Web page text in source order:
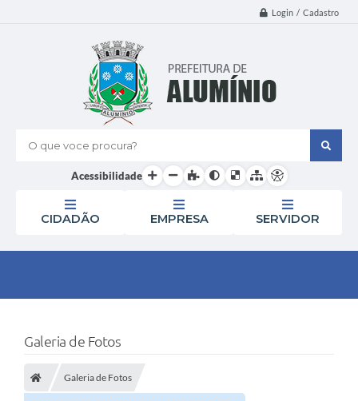
Login / Cadastro
O que voce procura?
Acessibilidade
CIDADÃO EMPRESA SERVIDOR
Galeria de Fotos
Galeria de Fotos